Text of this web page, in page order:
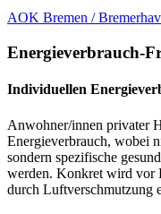
AOK Bremen /
Energieverbrauch-
Individuellen
Anwohner/innen privater
Energieverbrauch, wobei
sondern spezifische
werden. Konkret wird vor
durch Luftverschmutzung